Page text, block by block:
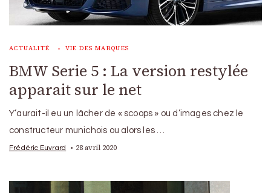
ACTUALITÉ VIE DES MARQUES
BMW Serie 5 : La version restylée
apparait sur le net
Y’aurait-il eu un lâcher de « scoops » ou d’images chez le
constructeur munichois ou alors les …
Frédéric Euvrard 28 avril 2020